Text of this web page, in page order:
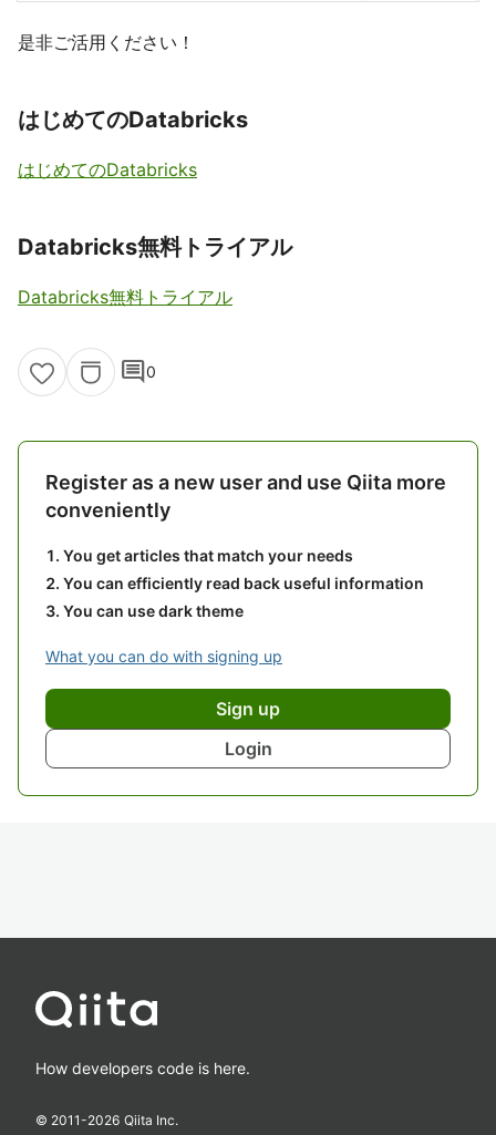
是非ご活用ください！
はじめてのDatabricks
はじめてのDatabricks
Databricks無料トライアル
Databricks無料トライアル
comment0
Register as a new user and use Qiita more
conveniently
You get articles that match your needs
You can efficiently read back useful information
You can use dark theme
What you can do with signing up
Sign up
Login
How developers code is here.
© 2011-2026 Qiita Inc.